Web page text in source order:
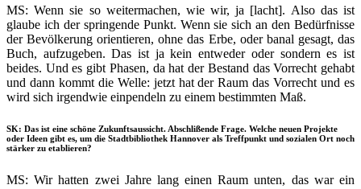
MS: Wenn sie so weitermachen, wie wir, ja [lacht]. Also das ist
glaube ich der springende Punkt. Wenn sie sich an den Bedürfnisse
der Bevölkerung orientieren, ohne das Erbe, oder banal gesagt, das
Buch, aufzugeben. Das ist ja kein entweder oder sondern es ist
beides. Und es gibt Phasen, da hat der Bestand das Vorrecht gehabt
und dann kommt die Welle: jetzt hat der Raum das Vorrecht und es
wird sich irgendwie einpendeln zu einem bestimmten Maß.
SK: Das ist eine schöne Zukunftsaussicht. Abschlißende Frage. Welche neuen Projekte
oder Ideen gibt es, um die Stadtbibliothek Hannover als Treffpunkt und sozialen Ort noch
stärker zu etablieren?
MS: Wir hatten zwei Jahre lang einen Raum unten, das war ein